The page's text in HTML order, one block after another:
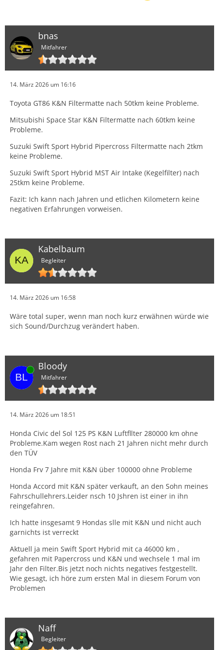
bnas
Mitfahrer
14. März 2026 um 16:16
Toyota GT86 K&N Filtermatte nach 50tkm keine Probleme.
Mitsubishi Space Star K&N Filtermatte nach 60tkm keine
Probleme.
Suzuki Swift Sport Hybrid Pipercross Filtermatte nach 2tkm
keine Probleme.
Suzuki Swift Sport Hybrid MST Air Intake (Kegelfilter) nach
25tkm keine Probleme.
Fazit: Ich kann nach Jahren und etlichen Kilometern keine
negativen Erfahrungen vorweisen.
Kabelbaum
Begleiter
14. März 2026 um 16:58
Wäre total super, wenn man noch kurz erwähnen würde wie
sich Sound/Durchzug verändert haben.
Online Bloody
Mitfahrer
14. März 2026 um 18:51
Honda Civic del Sol 125 PS K&N Luftfllter 280000 km ohne
Probleme.Kam wegen Rost nach 21 Jahren nicht mehr durch
den TÜV
Honda Frv 7 Jahre mit K&N über 100000 ohne Probleme
Honda Accord mit K&N später verkauft, an den Sohn meines
Fahrschullehrers.Leider nsch 10 Jshren ist einer in ihn
reingefahren.
Ich hatte insgesamt 9 Hondas slle mit K&N und nicht auch
garnichts ist verreckt
Aktuell ja mein Swift Sport Hybrid mit ca 46000 km ,
gefahren mit Papercross und K&N und wechsele 1 mal im
Jahr den Filter.Bis jetzt noch nichts negatives festgestellt.
Wie gesagt, ich höre zum ersten Mal in diesem Forum von
Problemen
Naff
Begleiter